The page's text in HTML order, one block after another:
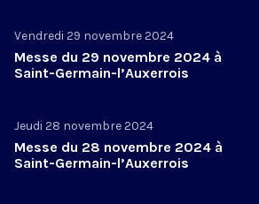
Vendredi 29 novembre 2024
Messe du 29 novembre 2024 à
Saint-Germain-l’Auxerrois
Jeudi 28 novembre 2024
Messe du 28 novembre 2024 à
Saint-Germain-l’Auxerrois